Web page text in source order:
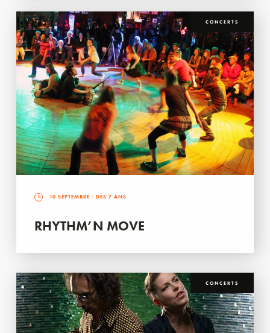
CONCERTS
10 SEPTEMBRE - DÈS 7 ANS
RHYTHM’N MOVE
CONCERTS